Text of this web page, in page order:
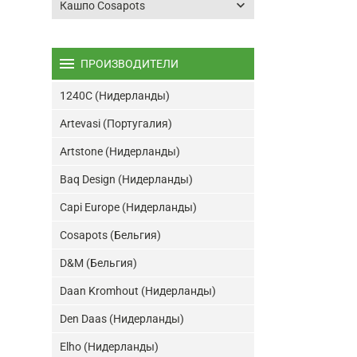
Кашпо Cosapots keyboard_arrow_down
menu ПРОИЗВОДИТЕЛИ
1240C (Нидерланды)
Artevasi (Португалия)
Artstone (Нидерланды)
Baq Design (Нидерланды)
Capi Europe (Нидерланды)
Cosapots (Бельгия)
D&M (Бельгия)
Daan Kromhout (Нидерланды)
Den Daas (Нидерланды)
Elho (Нидерланды)